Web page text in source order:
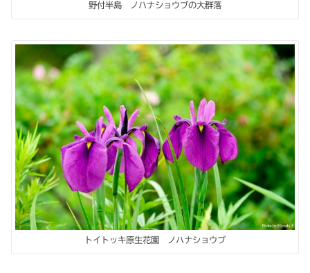
野付半島 ノハナショウブの大群落
トイトッキ原生花園 ノハナショウブ